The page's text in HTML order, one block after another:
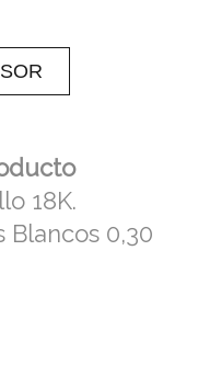
18K.
Blancos 0,30